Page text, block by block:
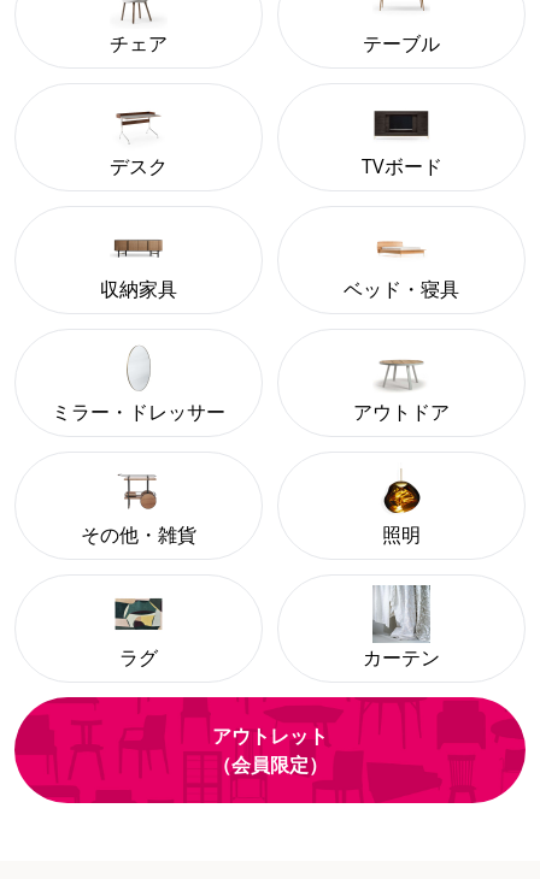
チェア テーブル
デスク TVボード
収納家具 ベッド・寝具
ミラー・ドレッサー アウトドア
その他・雑貨 照明
ラグ カーテン
アウトレット
（会員限定）